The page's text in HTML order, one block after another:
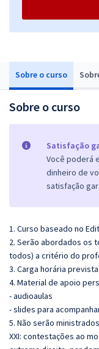
Sobre o curso
Sobre o curso
Satisfação
Você poderá
dinheiro de
satisfação
1. Curso baseado no
2. Serão abordados os
todos) a critério do
3. Carga horária
4. Material de apoio
- audioaulas
- slides para
5. Não serão
XXI: contestações ao